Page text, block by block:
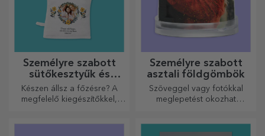
Személyre szabott
sütőkesztyűk és
konyhai kiegészítők
Készen állsz a főzésre? A
megfelelő kiegészítőkkel,
Személyre szabott
asztali földgömbök
Szöveggel vagy fotókkal
meglepetést okozhat